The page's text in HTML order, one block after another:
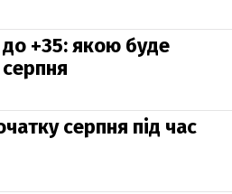
+35: якою буде
серпня під час